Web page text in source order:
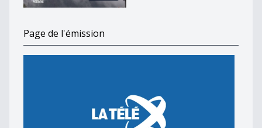
Page de l'émission